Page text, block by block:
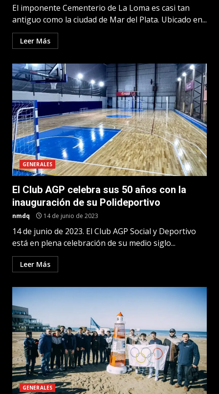
El imponente Cementerio de La Loma es casi tan
antiguo como la ciudad de Mar del Plata. Ubicado en...
Leer Más
GENERALES
El Club AGP celebra sus 50 años con la
inauguración de su Polideportivo
nmdq 14 de junio de 2023
14 de junio de 2023. El Club AGP Social y Deportivo
está en plena celebración de su medio siglo...
Leer Más
GENERALES